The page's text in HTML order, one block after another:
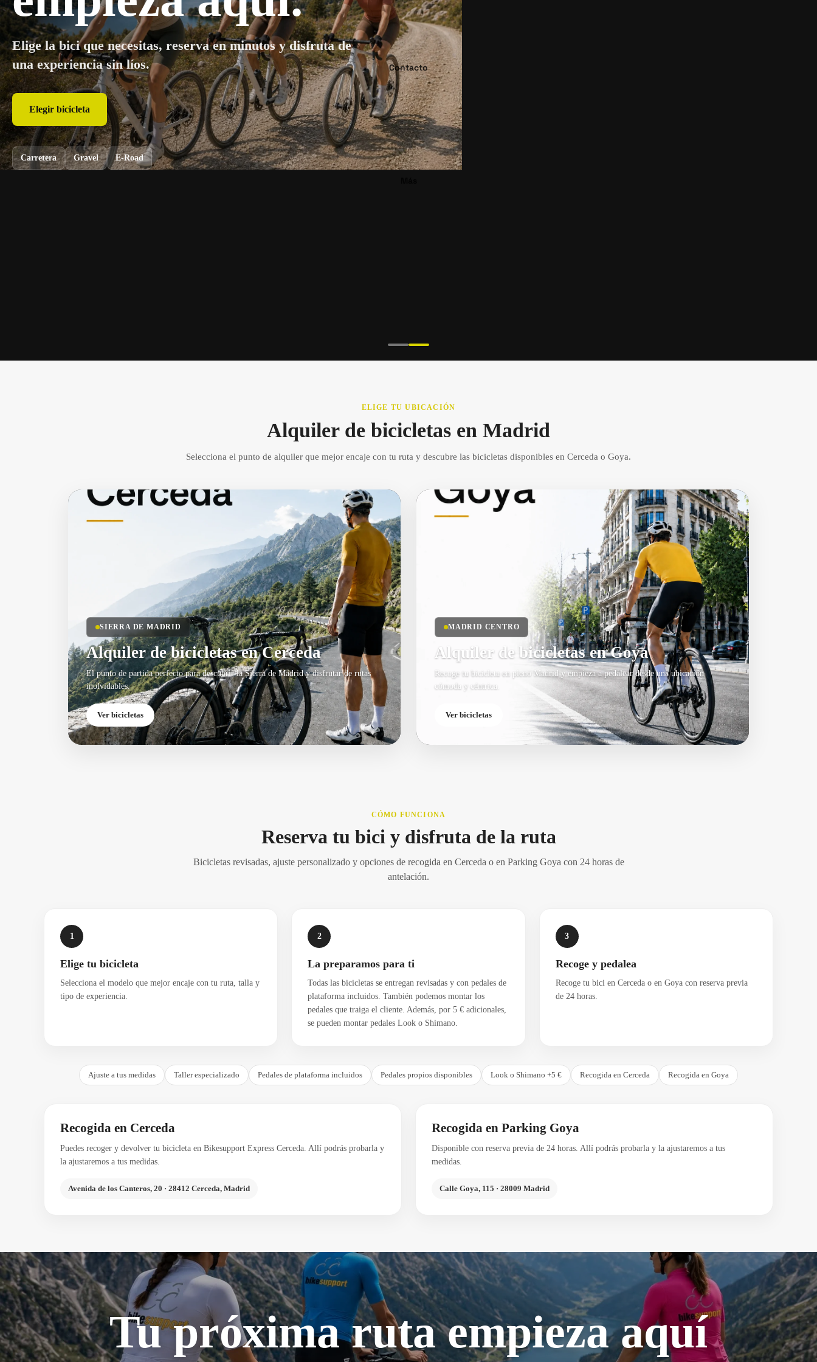
Contacto
Reservar ahora
Carretera Gravel E-Road
Elige la bici que necesitas, reserva en minutos y disfruta de
una experiencia sin líos.
Elegir bicicleta
Carretera Gravel E-Road
ELIGE TU UBICACIÓN
Alquiler de bicicletas en Madrid
Selecciona el punto de alquiler que mejor encaje con tu ruta y descubre las bicicletas disponibles en Cerceda o Goya.
SIERRA DE MADRID
Alquiler de bicicletas en Cerceda
El punto de partida perfecto para descubrir la Sierra de Madrid y disfrutar de rutas
inolvidables.
Ver bicicletas
MADRID CENTRO
Alquiler de bicicletas en Goya
Recoge tu bicicleta en pleno Madrid y empieza a pedalear desde una ubicación
cómoda y céntrica.
Ver bicicletas
CÓMO FUNCIONA
Reserva tu bici y disfruta de la ruta
Bicicletas revisadas, ajuste personalizado y opciones de recogida en Cerceda o en Parking Goya con 24 horas de
antelación.
1
Elige tu bicicleta
Selecciona el modelo que mejor encaje con tu ruta, talla y
tipo de experiencia.
2
La preparamos para ti
Todas las bicicletas se entregan revisadas y con pedales de
plataforma incluidos. También podemos montar los
pedales que traiga el cliente. Además, por 5 € adicionales,
se pueden montar pedales Look o Shimano.
3
Recoge y pedalea
Recoge tu bici en Cerceda o en Goya con reserva previa
de 24 horas.
Ajuste a tus medidas Taller especializado Pedales de plataforma incluidos Pedales propios disponibles Look o Shimano +5 € Recogida en Cerceda Recogida en Goya
Recogida en Cerceda
Puedes recoger y devolver tu bicicleta en Bikesupport Express Cerceda. Allí podrás probarla y
la ajustaremos a tus medidas.
Avenida de los Canteros, 20 · 28412 Cerceda, Madrid
Recogida en Parking Goya
Disponible con reserva previa de 24 horas. Allí podrás probarla y la ajustaremos a tus
medidas.
Calle Goya, 115 · 28009 Madrid
Tu próxima ruta empieza aquí